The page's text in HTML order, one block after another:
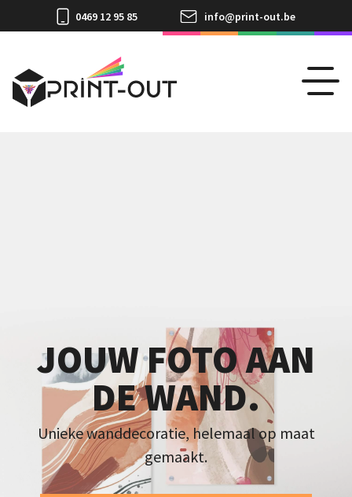
0469 12 95 85 info@print-out.be
JOUW FOTO AAN
DE WAND.
Unieke wanddecoratie, helemaal op maat
gemaakt.